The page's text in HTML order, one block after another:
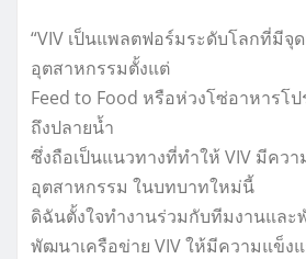
“VIV เป็นแพลตฟอร์มระดับโลกที่มีจุ
อุตสาหกรรมตั้งแต่
Feed to Food หรือห่วงโซ่อาหารโ
ถึงปลายน้ำ
ซึ่งถือเป็นแนวทางที่ทำให้ VIV มีควา
อุตสาหกรรม ในบทบาทใหม่นี้
ดิฉันตั้งใจทำงานร่วมกับทีมงานและ
พัฒนาเครือข่าย VIV ให้มีความแข็ง